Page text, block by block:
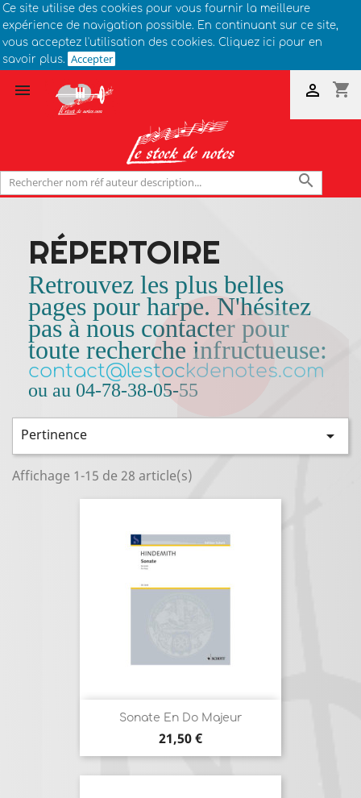
Ce site utilise des cookies pour vous fournir la meilleure
expérience de navigation possible. En continuant sur ce site,
vous acceptez l'utilisation des cookies. Cliquez ici pour en
savoir plus. Accepter
 shopping_cart


RÉPERTOIRE
Retrouvez les plus belles
pages pour harpe. N'hésitez
pas à nous contacter pour
toute recherche infructueuse:
contact@lestockdenotes.com
ou au 04-78-38-05-55
Pertinence 
Affichage 1-15 de 28 article(s)
Sonate En Do Majeur
Prix
21,50 €